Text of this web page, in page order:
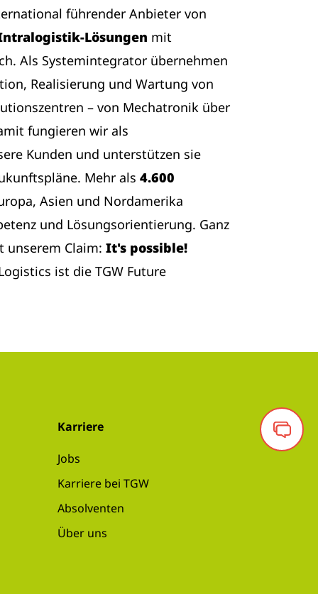
führender Anbieter von
Lösungen mit
Als Systemintegrator übernehmen
Realisierung und Wartung von
– von Mechatronik über
fungieren wir als
Kunden und unterstützen sie
Mehr als 4.600
Asien und Nordamerika
und Lösungsorientierung. Ganz
Claim: It's possible!
ist die TGW Future
Karriere
Jobs
Karriere bei TGW
Absolventen
Über uns